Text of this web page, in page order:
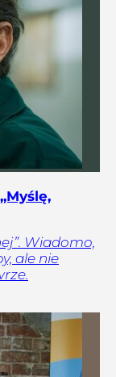
Wiadomo,
ale nie